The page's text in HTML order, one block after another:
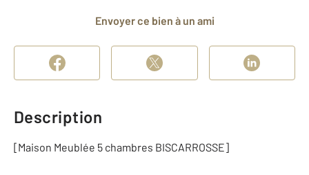
Envoyer ce bien à un ami
Description
[Maison Meublée 5 chambres BISCARROSSE]